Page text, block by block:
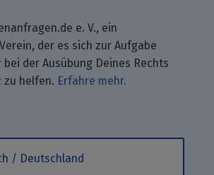
e. V., ein
der es sich zur Aufgabe
der Ausübung Deines Rechts
zu helfen. Erfahre mehr.
unsere Blogbeiträge mit
bei GitHub.
Dich mit uns über
/ Deutschland